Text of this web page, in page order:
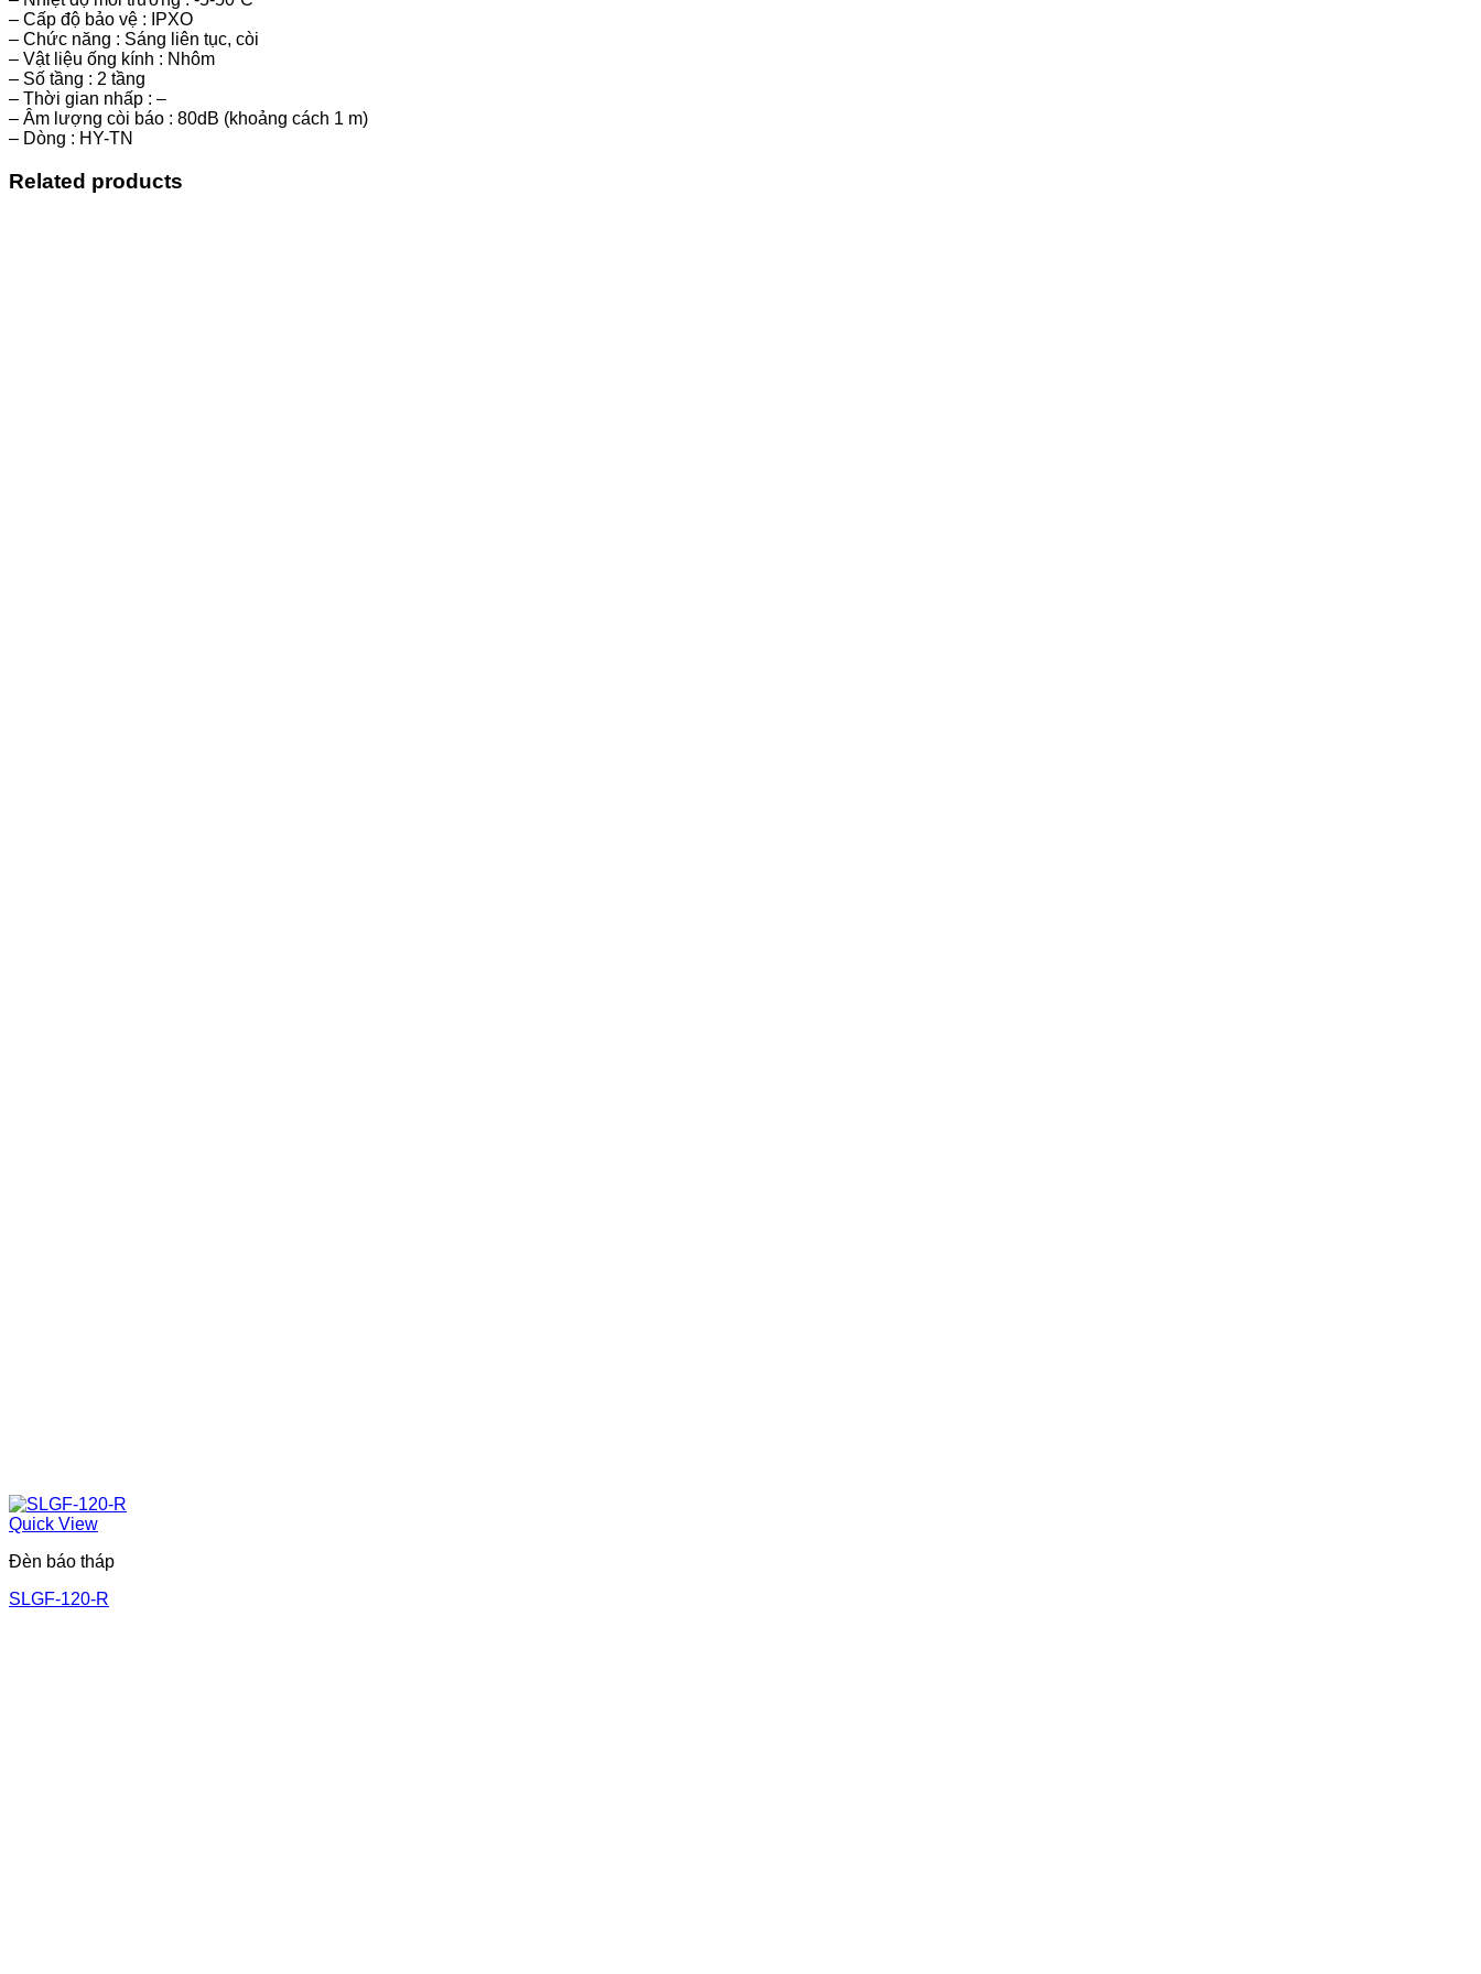
– Cấp độ bảo vệ : IPXO
– Chức năng : Sáng liên tục, còi
– Vật liệu ống kính : Nhôm
– Số tầng : 2 tầng
– Thời gian nhấp : –
– Âm lượng còi báo : 80dB (khoảng cách 1 m)
– Dòng : HY-TN
Related products
Quick View
Đèn báo tháp
SLGF-120-R